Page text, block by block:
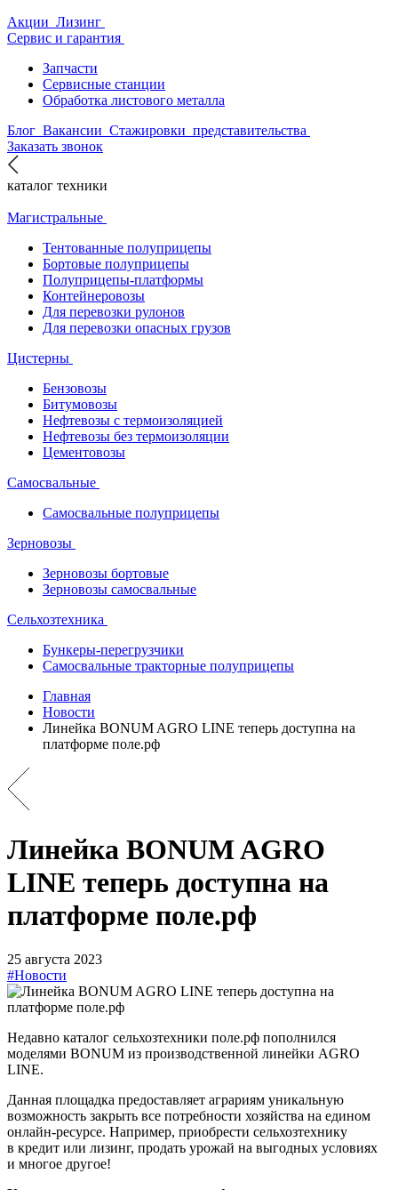
Акции Лизинг
Сервис и гарантия
Запчасти
Сервисные станции
Обработка листового металла
Блог Вакансии Стажировки представительства
Заказать звонок
каталог техники
Магистральные
Тентованные полуприцепы
Бортовые полуприцепы
Полуприцепы-платформы
Контейнеровозы
Для перевозки рулонов
Для перевозки опасных грузов
Цистерны
Бензовозы
Битумовозы
Нефтевозы с термоизоляцией
Нефтевозы без термоизоляции
Цементовозы
Самосвальные
Самосвальные полуприцепы
Зерновозы
Зерновозы бортовые
Зерновозы самосвальные
Сельхозтехника
Бункеры-перегрузчики
Самосвальные тракторные полуприцепы
Главная
Новости
Линейка BONUM AGRO LINE теперь доступна на
платформе поле.рф
Линейка BONUM AGRO
LINE теперь доступна на
платформе поле.рф
25 августа 2023
#Новости
Недавно каталог сельхозтехники поле.рф пополнился
моделями BONUM из производственной линейки AGRO
LINE.
Данная площадка предоставляет аграриям уникальную
возможность закрыть все потребности хозяйства на едином
онлайн-ресурсе. Например, приобрести сельхозтехнику
в кредит или лизинг, продать урожай на выгодных условиях
и многое другое!